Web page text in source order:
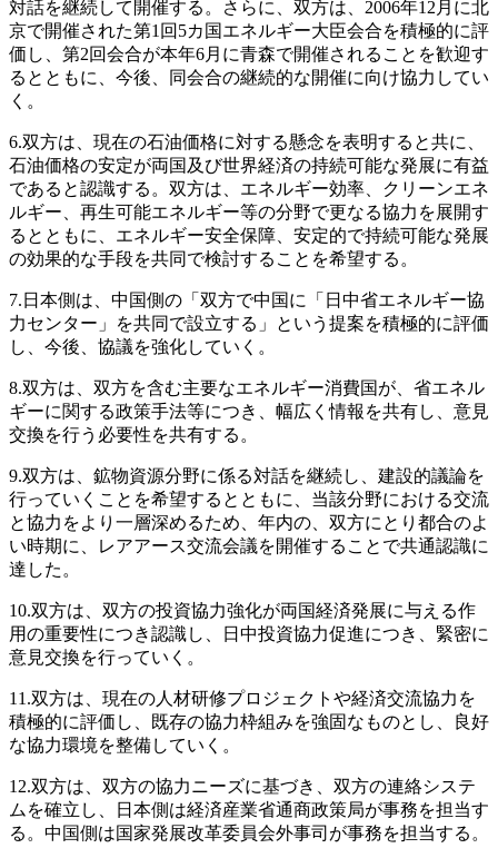
対話を継続して開催する。さらに、双方は、2006年12月に北
京で開催された第1回5カ国エネルギー大臣会合を積極的に評
価し、第2回会合が本年6月に青森で開催されることを歓迎す
るとともに、今後、同会合の継続的な開催に向け協力してい
く。
6.双方は、現在の石油価格に対する懸念を表明すると共に、
石油価格の安定が両国及び世界経済の持続可能な発展に有益
であると認識する。双方は、エネルギー効率、クリーンエネ
ルギー、再生可能エネルギー等の分野で更なる協力を展開す
るとともに、エネルギー安全保障、安定的で持続可能な発展
の効果的な手段を共同で検討することを希望する。
7.日本側は、中国側の「双方で中国に「日中省エネルギー協
力センター」を共同で設立する」という提案を積極的に評価
し、今後、協議を強化していく。
8.双方は、双方を含む主要なエネルギー消費国が、省エネル
ギーに関する政策手法等につき、幅広く情報を共有し、意見
交換を行う必要性を共有する。
9.双方は、鉱物資源分野に係る対話を継続し、建設的議論を
行っていくことを希望するとともに、当該分野における交流
と協力をより一層深めるため、年内の、双方にとり都合のよ
い時期に、レアアース交流会議を開催することで共通認識に
達した。
10.双方は、双方の投資協力強化が両国経済発展に与える作
用の重要性につき認識し、日中投資協力促進につき、緊密に
意見交換を行っていく。
11.双方は、現在の人材研修プロジェクトや経済交流協力を
積極的に評価し、既存の協力枠組みを強固なものとし、良好
な協力環境を整備していく。
12.双方は、双方の協力ニーズに基づき、双方の連絡システ
ムを確立し、日本側は経済産業省通商政策局が事務を担当す
る。中国側は国家発展改革委員会外事司が事務を担当する。